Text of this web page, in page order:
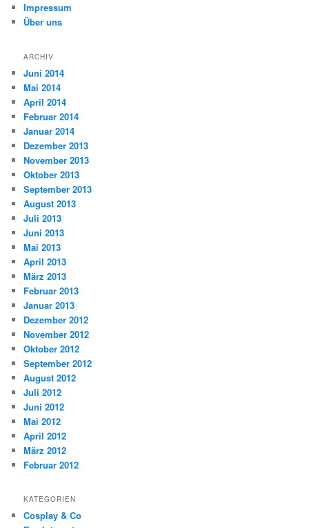
Impressum
Über uns
ARCHIV
Juni 2014
Mai 2014
April 2014
Februar 2014
Januar 2014
Dezember 2013
November 2013
Oktober 2013
September 2013
August 2013
Juli 2013
Juni 2013
Mai 2013
April 2013
März 2013
Februar 2013
Januar 2013
Dezember 2012
November 2012
Oktober 2012
September 2012
August 2012
Juli 2012
Juni 2012
Mai 2012
April 2012
März 2012
Februar 2012
KATEGORIEN
Cosplay & Co